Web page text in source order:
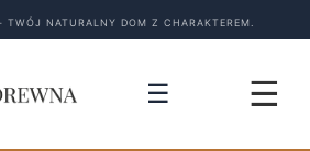
TWÓJ NATURALNY DOM Z CHARAKTEREM.
☰ ☰